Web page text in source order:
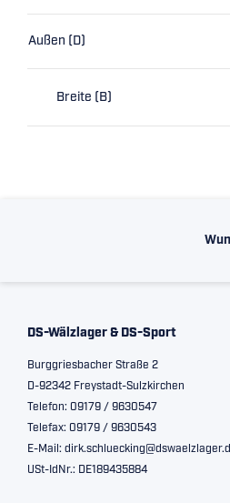
Außen (D)
Breite (B)
DS-Wälzlager & DS-Sport
Burggriesbacher Straße 2
D-92342 Freystadt-Sulzkirchen
Telefon: 09179 / 9630547
Telefax: 09179 / 9630543
E-Mail:
USt-IdNr.: DE189435884